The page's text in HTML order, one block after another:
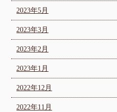
2023年5月
2023年3月
2023年2月
2023年1月
2022年12月
2022年11月